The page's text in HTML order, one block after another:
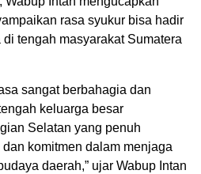
rasa syukur bisa hadir
tengah masyarakat Sumatera
sangat berbahagia dan
keluarga besar
Selatan yang penuh
komitmen dalam menjaga
daerah,” ujar Wabup Intan